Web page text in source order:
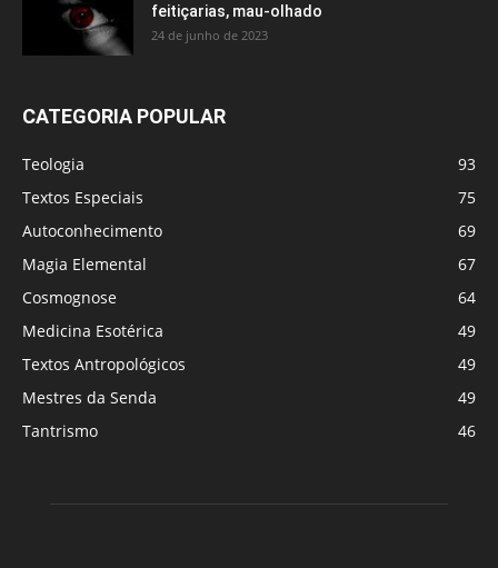
feitiçarias, mau-olhado
24 de junho de 2023
CATEGORIA POPULAR
Teologia
93
Textos Especiais
75
Autoconhecimento
69
Magia Elemental
67
Cosmognose
64
Medicina Esotérica
49
Textos Antropológicos
49
Mestres da Senda
49
Tantrismo
46